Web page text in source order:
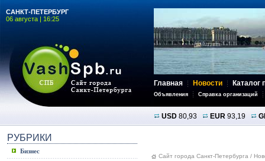
САНКТ-ПЕТЕРБУРГ
06 августа | 16:25
Главная Новости Каталог
Объявления Справка организаций
USD 80,93 EUR 93,19
РУБРИКИ
Бизнес
Сайт города Санкт-Петербурга /